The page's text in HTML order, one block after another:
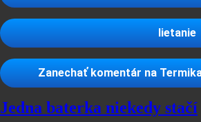
lietanie
Zanechať komentár na
Jedna baterka niekedy stačí